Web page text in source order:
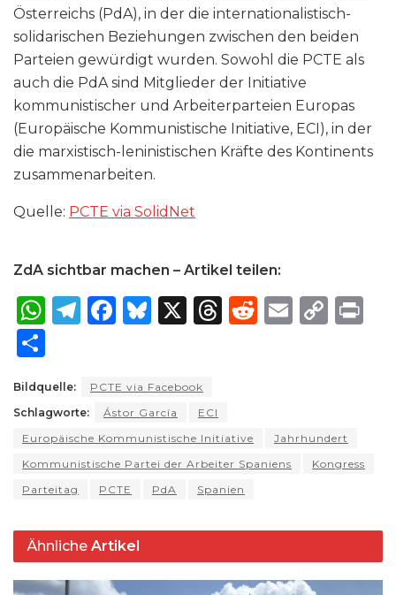
Österreichs (PdA), in der die internationalistisch-
solidarischen Beziehungen zwischen den beiden
Parteien gewürdigt wurden. Sowohl die PCTE als
auch die PdA sind Mitglieder der Initiative
kommunistischer und Arbeiterparteien Europas
(Europäische Kommunistische Initiative, ECI), in der
die marxistisch-leninistischen Kräfte des Kontinents
zusammenarbeiten.
Quelle: PCTE via SolidNet
ZdA sichtbar machen – Artikel teilen:
W
ts
A
p
p
T
g
ra
m
F
e
b
o
o
B
s
k
y
X
T
s
R
E
C
n
k
ar
e
Bildquelle:
PCTE via Facebook
Schlagworte:
Ástor García
ECI
Europäische Kommunistische Initiative
Jahrhundert
Kommunistische Partei der Arbeiter Spaniens
Kongress
Parteitag
PCTE PdA Spanien
Ähnliche Artikel